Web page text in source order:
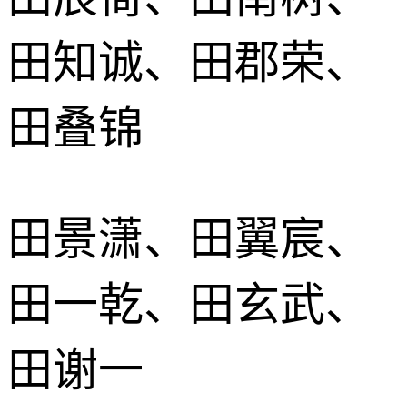
田知诚、田郡荣、
田叠锦
田景潇、田翼宸、
田一乾、田玄武、
田谢一